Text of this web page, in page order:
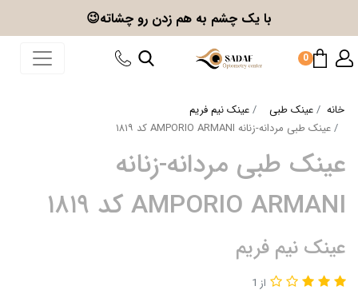
با یک چشم به هم زدن رو چشاته😉
0
خانه عینک طبی
عینک نیم فریم
عینک طبی مردانه-زنانه AMPORIO ARMANI کد ۱۸۱۹
عینک طبی مردانه-زنانه
AMPORIO ARMANI کد ۱۸۱۹
عینک نیم فریم
از 1